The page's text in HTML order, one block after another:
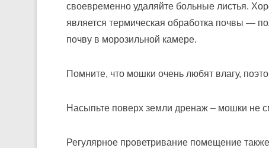
своевременно удаляйте больные листья.
является термическая обработка почвы —
почву в морозильной камере.
Помните, что мошки очень любят влагу,
Насыпьте поверх земли дренаж – мошки не
Регулярное проветривание помещение